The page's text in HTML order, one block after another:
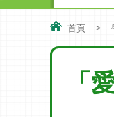
首頁 >
「